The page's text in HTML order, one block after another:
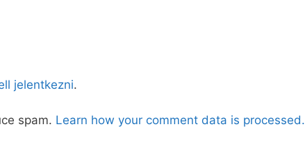
jelentkezni.
spam. Learn how your comment data is processed.